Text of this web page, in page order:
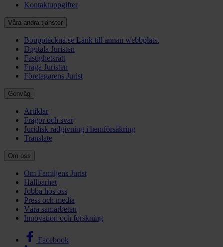
Kontaktuppgifter
Våra andra tjänster
Bouppteckna.se Länk till annan webbplats.
Digitala Juristen
Fastighetsrätt
Fråga Juristen
Företagarens Jurist
Genväg
Artiklar
Frågor och svar
Juridisk rådgivning i hemförsäkring
Translate
Om oss
Om Familjens Jurist
Hållbarhet
Jobba hos oss
Press och media
Våra samarbeten
Innovation och forskning
Facebook